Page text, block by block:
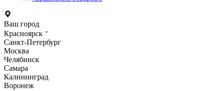
Ваш город
Красноярск
Санкт-Петербург
Москва
Челябинск
Самара
Калининград
Воронеж